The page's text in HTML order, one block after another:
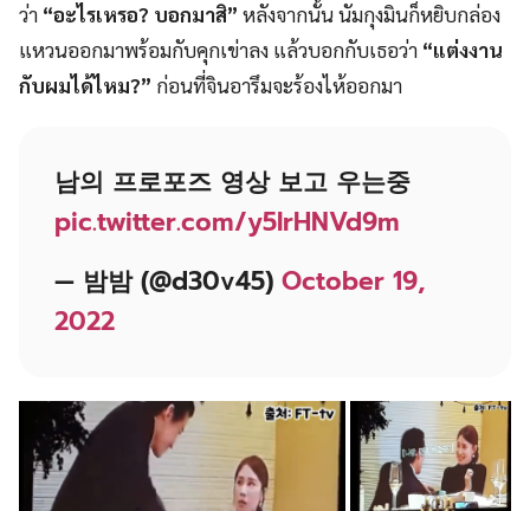
ว่า “อะไรเหรอ? บอกมาสิ” หลังจากนั้น นัมกุงมินก็หยิบกล่อง
แหวนออกมาพร้อมกับคุกเข่าลง แล้วบอกกับเธอว่า “แต่งงาน
กับผมได้ไหม?” ก่อนที่จินอารึมจะร้องไห้ออกมา
남의 프로포즈 영상 보고 우는중
pic.twitter.com/y5IrHNVd9m
— 밤밤 (@d30v45) October 19,
2022